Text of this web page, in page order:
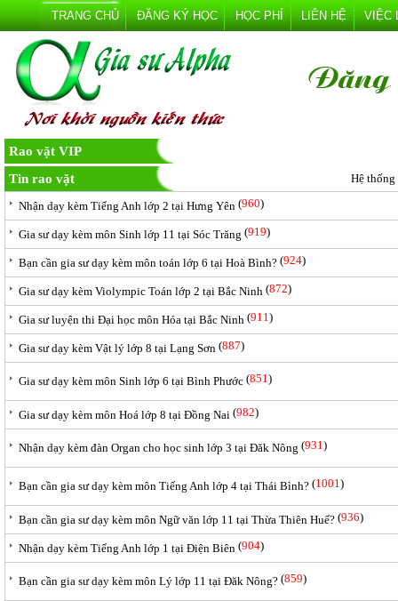
TRANG CHỦ ĐĂNG KÝ HỌC HỌC PHÍ LIÊN HỆ VIỆC
Rao vặt VIP
Tin rao vặt
Hệ
Nhận dạy kèm Tiếng Anh lớp 2 tại Hưng Yên (960)
Gia sư dạy kèm môn Sinh lớp 11 tại Sóc Trăng (919)
Bạn cần gia sư dạy kèm môn toán lớp 6 tại Hoà Bình? (924)
Gia sư dạy kèm Violympic Toán lớp 2 tại Bắc Ninh (872)
Gia sư luyện thi Đại học môn Hóa tại Bắc Ninh (911)
Gia sư dạy kèm Vật lý lớp 8 tại Lạng Sơn (887)
Gia sư dạy kèm môn Sinh lớp 6 tại Bình Phước (851)
Gia sư dạy kèm môn Hoá lớp 8 tại Đồng Nai (982)
Nhận dạy kèm đàn Organ cho học sinh lớp 3 tại Đăk Nông (931)
Bạn cần gia sư dạy kèm môn Tiếng Anh lớp 4 tại Thái Bình? (1001)
Bạn cần gia sư dạy kèm môn Ngữ văn lớp 11 tại Thừa Thiên Huế? (936)
Nhận dạy kèm Tiếng Anh lớp 1 tại Điện Biên (904)
Bạn cần gia sư dạy kèm môn Lý lớp 11 tại Đăk Nông? (859)